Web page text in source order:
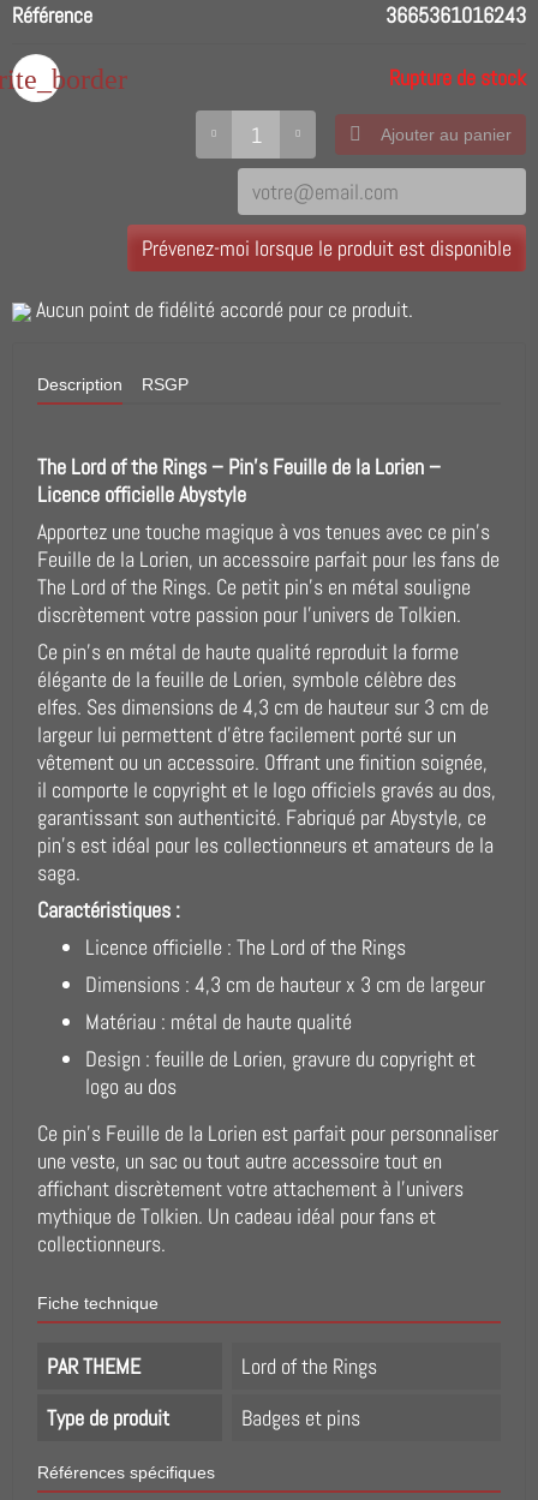
Référence 3665361016243
Rupture de stock
Ajouter au panier
Prévenez-moi lorsque le produit est disponible
Aucun point de fidélité accordé pour ce produit.
Description RSGP
The Lord of the Rings – Pin’s Feuille de la Lorien –
Licence officielle Abystyle
Apportez une touche magique à vos tenues avec ce pin’s
Feuille de la Lorien, un accessoire parfait pour les fans de
The Lord of the Rings. Ce petit pin’s en métal souligne
discrètement votre passion pour l’univers de Tolkien.
Ce pin’s en métal de haute qualité reproduit la forme
élégante de la feuille de Lorien, symbole célèbre des
elfes. Ses dimensions de 4,3 cm de hauteur sur 3 cm de
largeur lui permettent d’être facilement porté sur un
vêtement ou un accessoire. Offrant une finition soignée,
il comporte le copyright et le logo officiels gravés au dos,
garantissant son authenticité. Fabriqué par Abystyle, ce
pin’s est idéal pour les collectionneurs et amateurs de la
saga.
Caractéristiques :
Licence officielle : The Lord of the Rings
Dimensions : 4,3 cm de hauteur x 3 cm de largeur
Matériau : métal de haute qualité
Design : feuille de Lorien, gravure du copyright et
logo au dos
Ce pin’s Feuille de la Lorien est parfait pour personnaliser
une veste, un sac ou tout autre accessoire tout en
affichant discrètement votre attachement à l’univers
mythique de Tolkien. Un cadeau idéal pour fans et
collectionneurs.
Fiche technique
PAR THEME
Lord of the Rings
Type de produit
Badges et pins
Références spécifiques